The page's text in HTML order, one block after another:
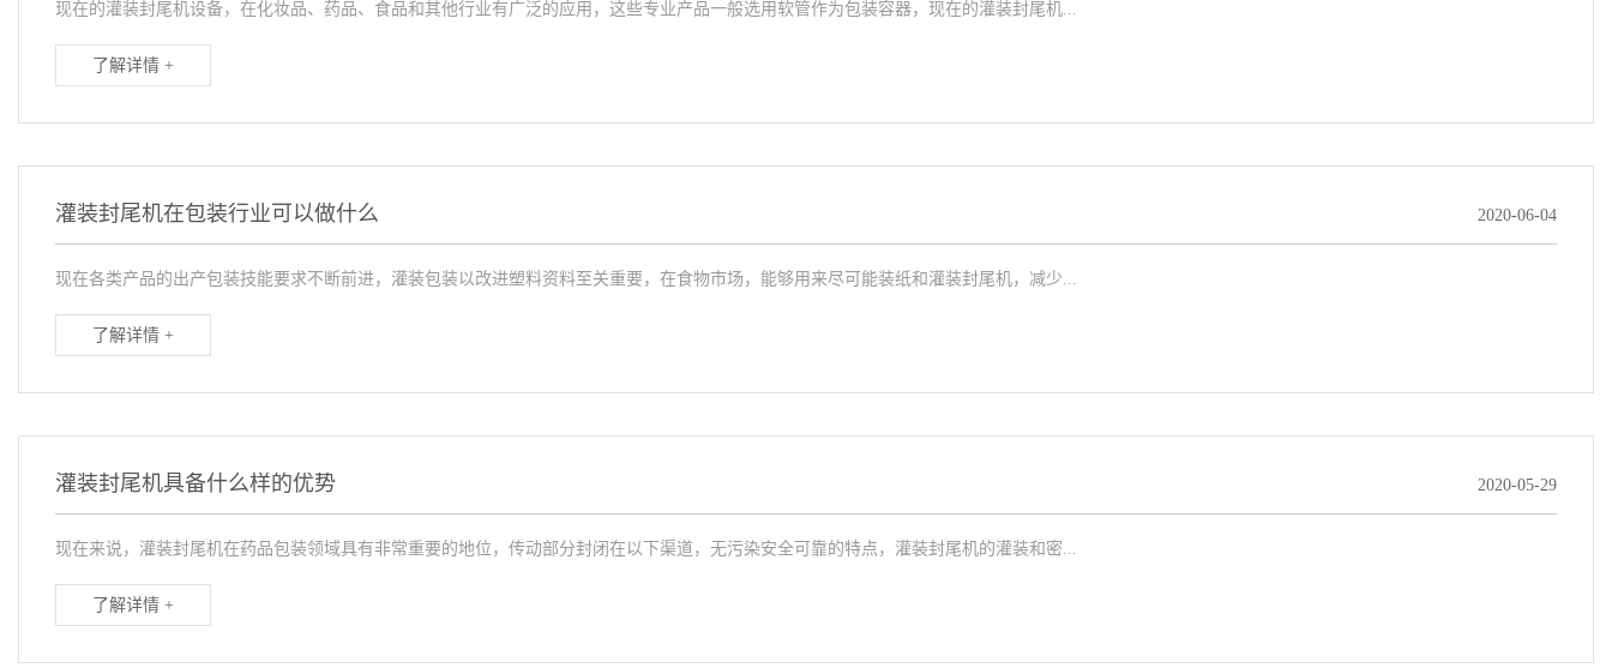
现在的灌装封尾机设备，在化妆品、药品、食品和其他行业有广泛的应用，这些专业产品一般选用软管作为包装容器，现在的灌装封尾机...
了解详情 +
灌装封尾机在包装行业可以做什么 2020-06-04
现在各类产品的出产包装技能要求不断前进，灌装包装以改进塑料资料至关重要，在食物市场，能够用来尽可能装纸和灌装封尾机，减少...
了解详情 +
灌装封尾机具备什么样的优势 2020-05-29
现在来说，灌装封尾机在药品包装领域具有非常重要的地位，传动部分封闭在以下渠道，无污染安全可靠的特点，灌装封尾机的灌装和密...
了解详情 +